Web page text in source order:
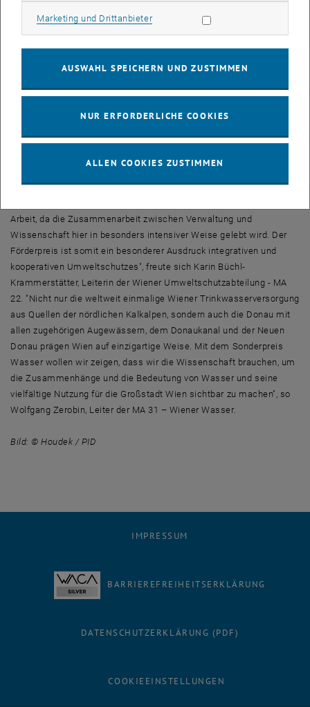
"Wissenschaftliche Erkenntnisse sind für die politische Realität in
Gemeinderat Erich Valentin. Wolfgang Khutter, stellvertretender
Erich Valentin, Vorsitzender des Umweltausschusses, sowie Josef
Euro. "Der wissenschaftliche Förderpreis, den es bereits seit 18
Arbeit, da die Zusammenarbeit zwischen Verwaltung und
Wissenschaft hier in besonders intensiver Weise gelebt wird. Der
Förderpreis ist somit ein besonderer Ausdruck integrativen und
kooperativen Umweltschutzes", freute sich Karin Büchl-
Krammerstätter, Leiterin der Wiener Umweltschutzabteilung - MA
22. "Nicht nur die weltweit einmalige Wiener Trinkwasserversorgung
aus Quellen der nördlichen Kalkalpen, sondern auch die Donau mit
allen zugehörigen Augewässern, dem Donaukanal und der Neuen
Donau prägen Wien auf einzigartige Weise. Mit dem Sonderpreis
Wasser wollen wir zeigen, dass wir die Wissenschaft brauchen, um
die Zusammenhänge und die Bedeutung von Wasser und seine
vielfältige Nutzung für die Großstadt Wien sichtbar zu machen", so
Wolfgang Zerobin, Leiter der MA 31 – Wiener Wasser.
Bild: © Houdek / PID
IMPRESSUM
BARRIEREFREIHEITSERKLÄRUNG
DATENSCHUTZERKLÄRUNG (PDF)
COOKIEEINSTELLUNGEN
Marketing und DrittanbieterMarketing Cookies zulassen
AUSWAHL SPEICHERN UND ZUSTIMMEN
NUR ERFORDERLICHE COOKIES
ALLEN COOKIES ZUSTIMMEN